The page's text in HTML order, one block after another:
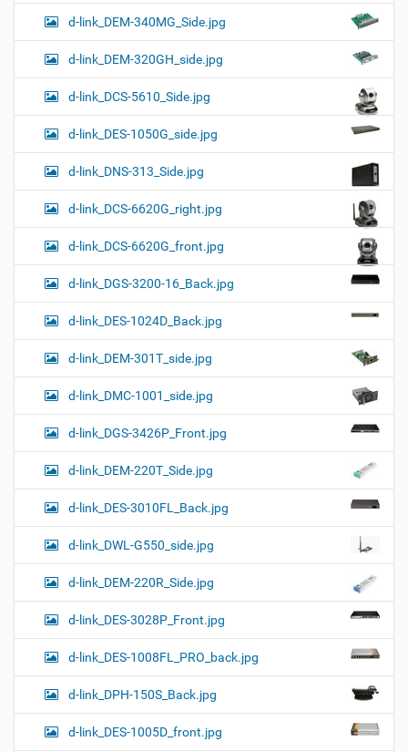
d-link_DEM-340MG_Side.jpg
d-link_DEM-320GH_side.jpg
d-link_DCS-5610_Side.jpg
d-link_DES-1050G_side.jpg
d-link_DNS-313_Side.jpg
d-link_DCS-6620G_right.jpg
d-link_DCS-6620G_front.jpg
d-link_DGS-3200-16_Back.jpg
d-link_DES-1024D_Back.jpg
d-link_DEM-301T_side.jpg
d-link_DMC-1001_side.jpg
d-link_DGS-3426P_Front.jpg
d-link_DEM-220T_Side.jpg
d-link_DES-3010FL_Back.jpg
d-link_DWL-G550_side.jpg
d-link_DEM-220R_Side.jpg
d-link_DES-3028P_Front.jpg
d-link_DES-1008FL_PRO_back.jpg
d-link_DPH-150S_Back.jpg
d-link_DES-1005D_front.jpg